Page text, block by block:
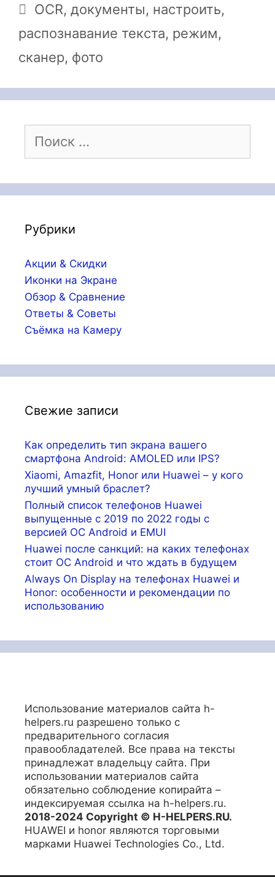
Метки
OCR,документы, настроить,
распознавание текста, режим,
сканер, фото
Рубрики
Акции & Скидки
Иконки на Экране
Обзор & Сравнение
Ответы & Советы
Съёмка на Камеру
Свежие записи
Как определить тип экрана вашего
смартфона Android: AMOLED или IPS?
Xiaomi, Amazfit, Honor или Huawei – у кого
лучший умный браслет?
Полный список телефонов Huawei
выпущенные с 2019 по 2022 годы с
версией ОС Android и EMUI
Huawei после санкций: на каких телефонах
стоит ОС Android и что ждать в будущем
Always On Display на телефонах Huawei и
Honor: особенности и рекомендации по
использованию
Использование материалов сайта h-
helpers.ru разрешено только с
предварительного согласия
правообладателей. Все права на тексты
принадлежат владельцу сайта. При
использовании материалов сайта
обязательно соблюдение копирайта –
индексируемая ссылка на h-helpers.ru.
2018-2024 Copyright © H-HELPERS.RU.
HUAWEI и honor являются торговыми
марками Huawei Technologies Co., Ltd.